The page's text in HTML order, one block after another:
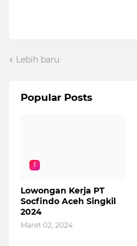
Lebih baru
Popular Posts
1
Lowongan Kerja PT
Socfindo Aceh Singkil
2024
Maret 02, 2024